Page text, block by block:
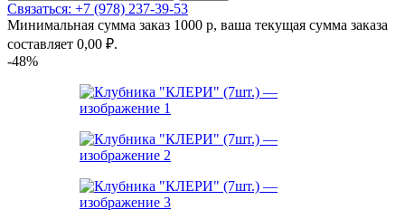
Связаться: +7 (978) 237-39-53
Минимальная сумма заказ 1000 р, ваша текущая сумма заказа
составляет 0,00 ₽.
-48%